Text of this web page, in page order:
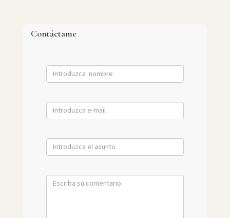
Contáctame